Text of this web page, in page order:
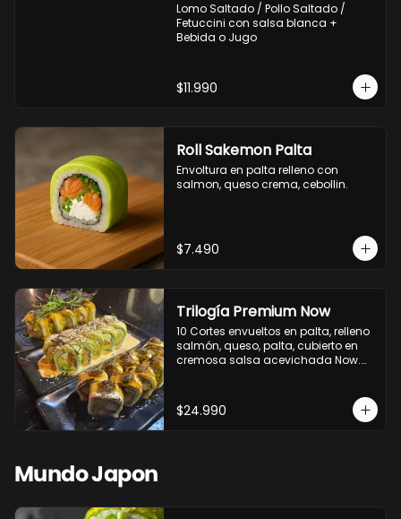
Lomo Saltado / Pollo Saltado /
Fetuccini con salsa blanca +
Bebida o Jugo
$11.990
Roll Sakemon Palta
Envoltura en palta relleno con
salmon, queso crema, cebollin.
$7.490
Trilogía Premium Now
10 Cortes envueltos en palta, relleno
salmón, queso, palta, cubierto en
cremosa salsa acevichada Now.
palta, cubierto con topping de
chimichurri de la casa flambeado.
$24.990
Mundo Japon